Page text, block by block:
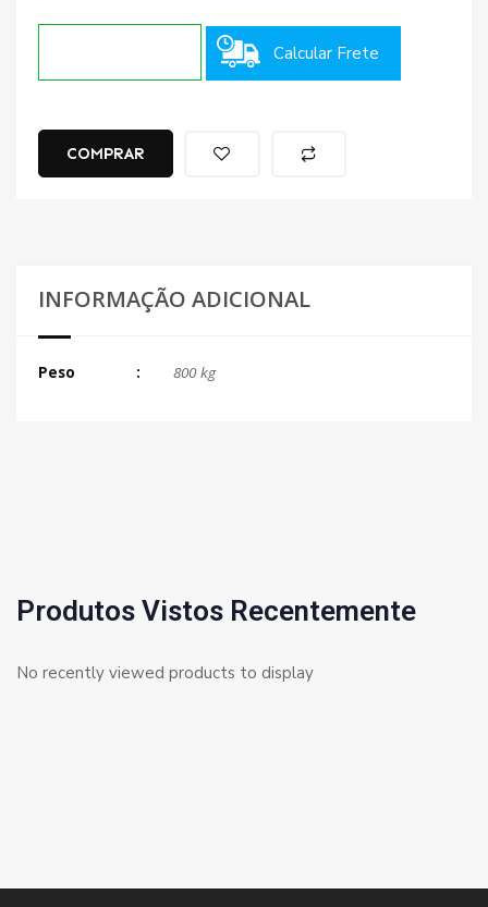
Calcular Frete
COMPRAR
INFORMAÇÃO ADICIONAL
Peso 800 kg
Produtos Vistos Recentemente
No recently viewed products to display